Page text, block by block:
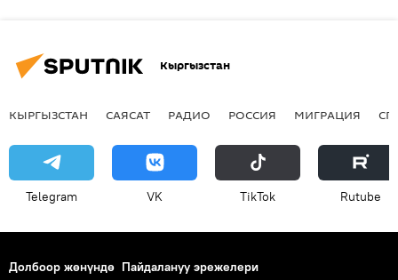
Кыргызстан
КЫРГЫЗСТАН САЯСАТ РАДИО РОССИЯ МИГРАЦИЯ
Telegram VK ТikТоk Rutube
Долбоор жөнүндө Пайдалануу эрежелери